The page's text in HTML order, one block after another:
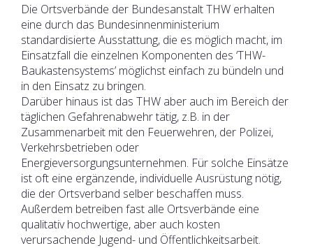
Die Ortsverbände der Bundesanstalt THW erhalten
eine durch das Bundesinnenministerium
standardisierte Ausstattung, die es möglich macht, im
Einsatzfall die einzelnen Komponenten des ‘THW-
Baukastensystems’ möglichst einfach zu bündeln und
in den Einsatz zu bringen.
Darüber hinaus ist das THW aber auch im Bereich der
täglichen Gefahrenabwehr tätig, z.B. in der
Zusammenarbeit mit den Feuerwehren, der Polizei,
Verkehrsbetrieben oder
Energieversorgungsunternehmen. Für solche Einsätze
ist oft eine ergänzende, individuelle Ausrüstung nötig,
die der Ortsverband selber beschaffen muss.
Außerdem betreiben fast alle Ortsverbände eine
qualitativ hochwertige, aber auch kosten
verursachende Jugend- und Öffentlichkeitsarbeit.